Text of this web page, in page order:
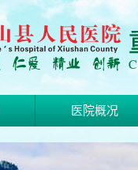
医院概况